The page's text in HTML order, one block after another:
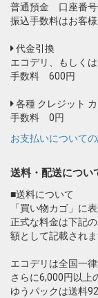
普通預金 口座番
振込手数料はお客
代金引換
エコデリ、もしく
手数料 600円
各種 クレジット
手数料 0円
お支払いについて
送料・配送につい
■送料について
「買い物カゴ」に
正式な料金は下記
額として記載されま
エコデリは全国一
さらに6,000円以上
ゆうパックは送料